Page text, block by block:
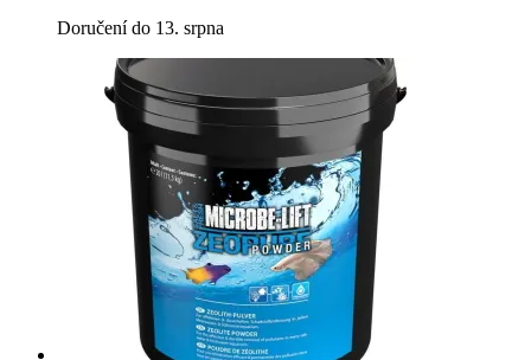
Doručení do 13. srpna